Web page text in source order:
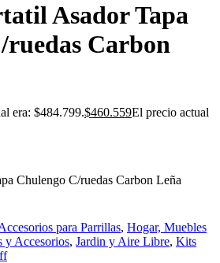
Asador Tapa
ruedas Carbon
era: $484.799.$460.559El precio actual
Chulengo C/ruedas Carbon Leña
para Parrillas, Hogar, Muebles
y Accesorios, Jardin y Aire Libre, Kits